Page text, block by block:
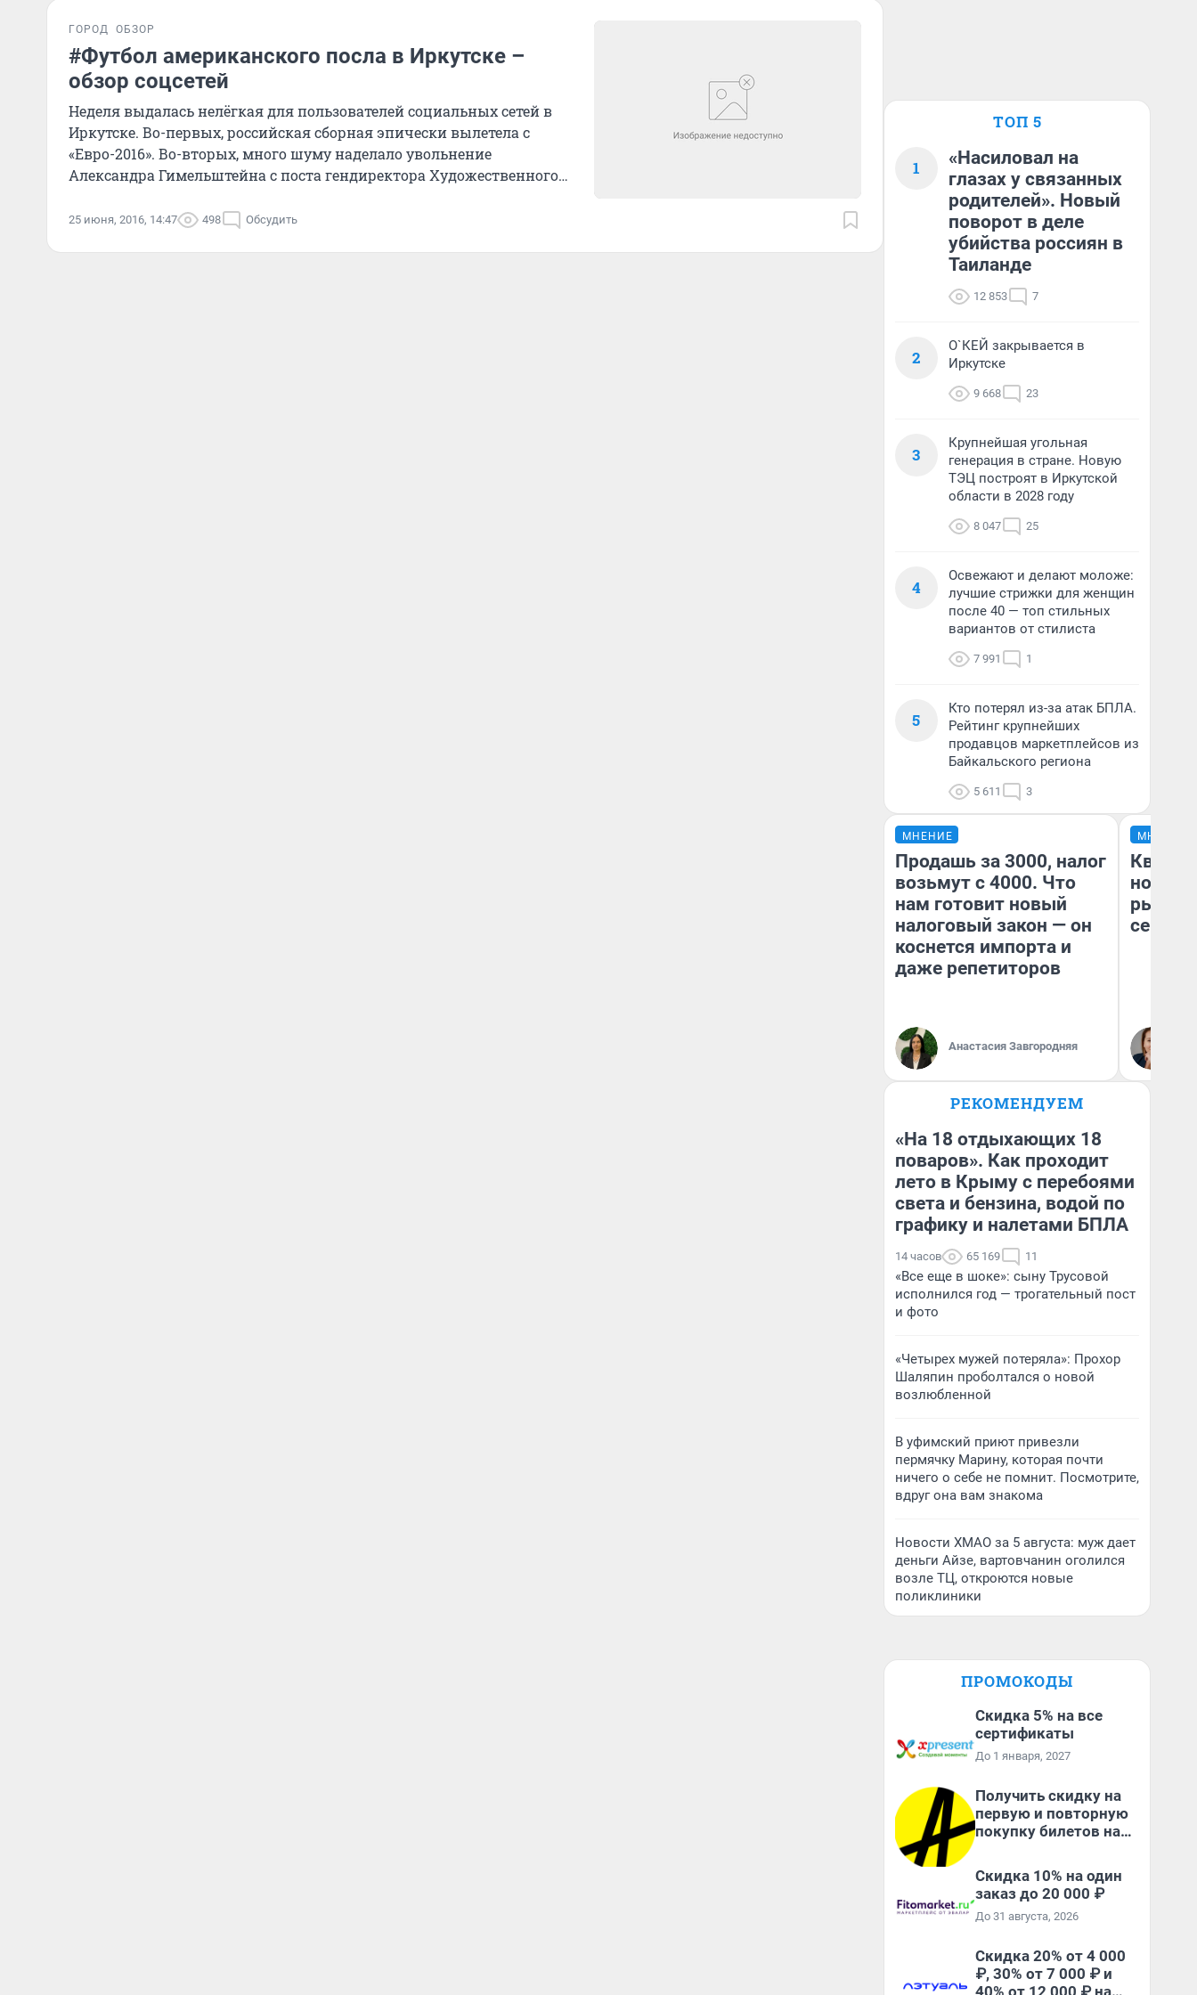
ГОРОД ОБЗОР
#Футбол американского посла в Иркутске –
обзор соцсетей
Неделя выдалась нелёгкая для пользователей социальных сетей в
Иркутске. Во-первых, российская сборная эпически вылетела с
«Евро-2016». Во-вторых, много шуму наделало увольнение
Александра Гимельштейна с поста гендиректора Художественного
25 июня, 2016, 14:47 498 Обсудить
ТОП 5
1
«Насиловал на
глазах у связанных
родителей». Новый
поворот в деле
убийства россиян в
Таиланде
12 853 7
2
О`КЕЙ закрывается в
Иркутске
9 668 23
3
Крупнейшая угольная
генерация в стране. Новую
ТЭЦ построят в Иркутской
области в 2028 году
8 047 25
4
Освежают и делают моложе:
лучшие стрижки для женщин
после 40 — топ стильных
вариантов от стилиста
7 991 1
5
Кто потерял из-за атак БПЛА.
Рейтинг крупнейших
продавцов маркетплейсов из
Байкальского региона
5 611 3
МНЕНИЕ
Продашь за 3000, налог
возьмут с 4000. Что
нам готовит новый
налоговый закон — он
коснется импорта и
даже репетиторов
Анастасия Завгородняя
МНЕНИЕ
но
рынок
РЕКОМЕНДУЕМ
«На 18 отдыхающих 18
поваров». Как проходит
лето в Крыму с перебоями
света и бензина, водой по
графику и налетами БПЛА
14 часов 65 169 11
«Все еще в шоке»: сыну Трусовой
исполнился год — трогательный пост
и фото
«Четырех мужей потеряла»: Прохор
Шаляпин проболтался о новой
возлюбленной
В уфимский приют привезли
пермячку Марину, которая почти
ничего о себе не помнит. Посмотрите,
вдруг она вам знакома
Новости ХМАО за 5 августа: муж дает
деньги Айзе, вартовчанин оголился
возле ТЦ, откроются новые
поликлиники
ПРОМОКОДЫ
Скидка 5% на все
сертификаты
До 1 января, 2027
Получить скидку на
первую и повторную
покупку билетов на
Скидка 10% на один
заказ до 20 000 ₽
До 31 августа, 2026
Скидка 20% от 4 000
₽, 30% от 7 000 ₽ и
40% от 12 000 ₽ на